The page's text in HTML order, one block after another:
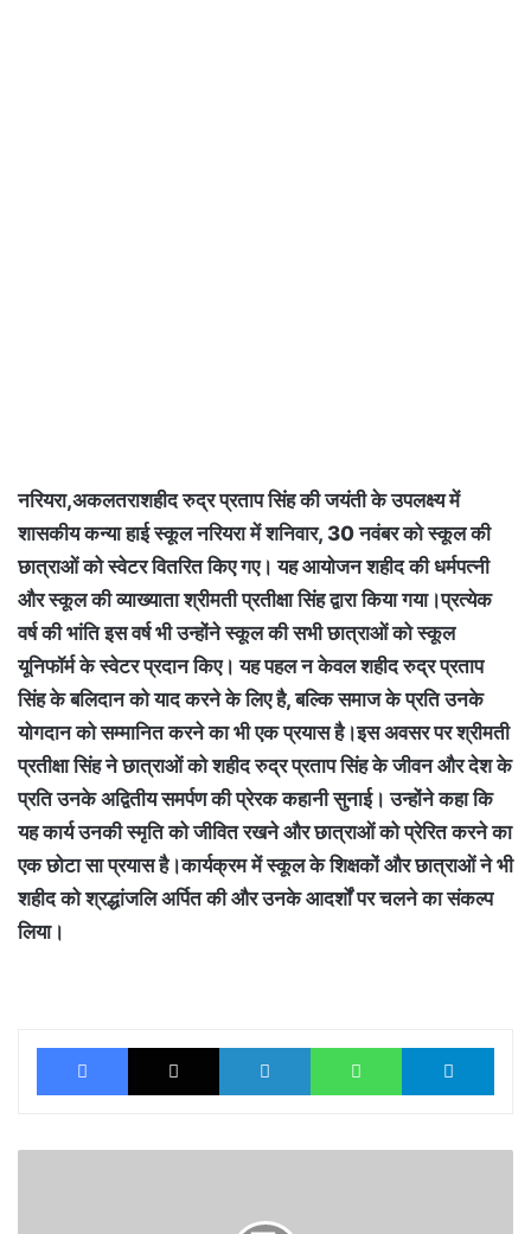
नरियरा,अकलतराशहीद रुद्र प्रताप सिंह की जयंती के उपलक्ष्य में
शासकीय कन्या हाई स्कूल नरियरा में शनिवार, 30 नवंबर को स्कूल की
छात्राओं को स्वेटर वितरित किए गए। यह आयोजन शहीद की धर्मपत्नी
और स्कूल की व्याख्याता श्रीमती प्रतीक्षा सिंह द्वारा किया गया।प्रत्येक
वर्ष की भांति इस वर्ष भी उन्होंने स्कूल की सभी छात्राओं को स्कूल
यूनिफॉर्म के स्वेटर प्रदान किए। यह पहल न केवल शहीद रुद्र प्रताप
सिंह के बलिदान को याद करने के लिए है, बल्कि समाज के प्रति उनके
योगदान को सम्मानित करने का भी एक प्रयास है।इस अवसर पर श्रीमती
प्रतीक्षा सिंह ने छात्राओं को शहीद रुद्र प्रताप सिंह के जीवन और देश के
प्रति उनके अद्वितीय समर्पण की प्रेरक कहानी सुनाई। उन्होंने कहा कि
यह कार्य उनकी स्मृति को जीवित रखने और छात्राओं को प्रेरित करने का
एक छोटा सा प्रयास है।कार्यक्रम में स्कूल के शिक्षकों और छात्राओं ने भी
शहीद को श्रद्धांजलि अर्पित की और उनके आदर्शों पर चलने का संकल्प
लिया।
Facebook X LinkedIn WhatsApp